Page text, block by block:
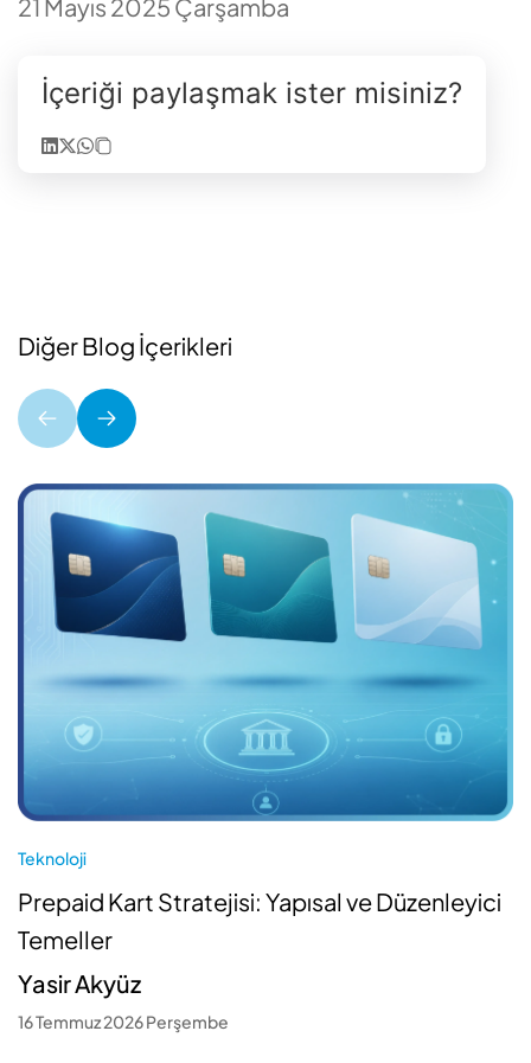
21 Mayıs 2025 Çarşamba
İçeriği paylaşmak ister misiniz?
Diğer Blog İçerikleri
Teknoloji
Prepaid Kart Stratejisi: Yapısal ve Düzenleyici
Temeller
Yasir Akyüz
16 Temmuz 2026 Perşembe